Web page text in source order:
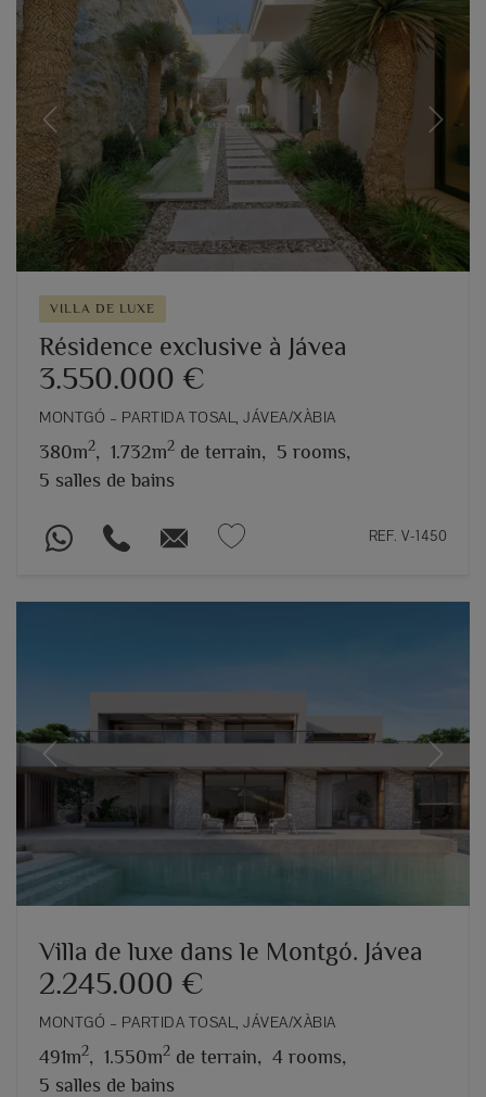
Previous Next
VILLA DE LUXE
Résidence exclusive à Jávea
3.550.000 €
MONTGÓ – PARTIDA TOSAL, JÁVEA/XÀBIA
380m2, 1.732m2 de terrain, 5 rooms,
5 salles de bains
REF. V-1450
Previous Next
Villa de luxe dans le Montgó. Jávea
2.245.000 €
MONTGÓ – PARTIDA TOSAL, JÁVEA/XÀBIA
491m2, 1.550m2 de terrain, 4 rooms,
5 salles de bains